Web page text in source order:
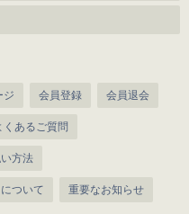
ジ 会員登録 会員退会
くあるご質問
方法
ついて 重要なお知らせ